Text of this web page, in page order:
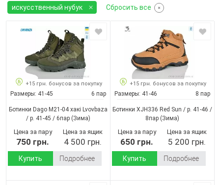
искусственный нубук Сбросить все
+15 грн. бонусов за покупку
Размеры: 41-45 6 пар
Ботинки Dago М21-04 хакі Lvovbaza
/ p. 41-45 / 6пар (Зима)
Цена за пару
750 грн.
Цена за ящик
4 500 грн.
Купить Подробнее
+15 грн. бонусов за покупку
Размеры: 41-46 8 пар
Ботинки XJH336 Red Sun / p. 41-46 /
8пар (Зима)
Цена за пару
650 грн.
Цена за ящик
5 200 грн.
Купить Подробнее